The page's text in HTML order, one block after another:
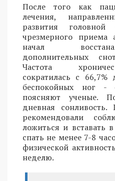
После того как
лечения,
развития
чрезмерного приема
начал
дополнительных
Частота
сократилась с
беспокойных ног
поясняют ученые.
дневная
рекомендовали
ложиться и вставать
спать не менее 7-8
физической
неделю.